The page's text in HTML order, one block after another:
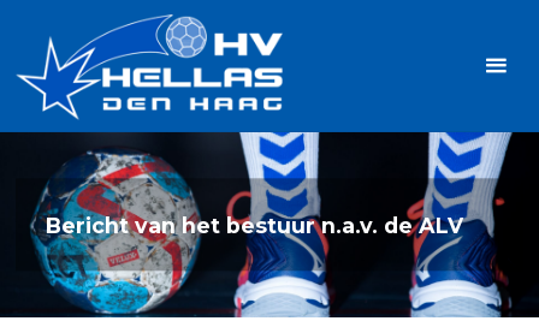
inhoud
Bericht van het bestuur n.a.v. de ALV